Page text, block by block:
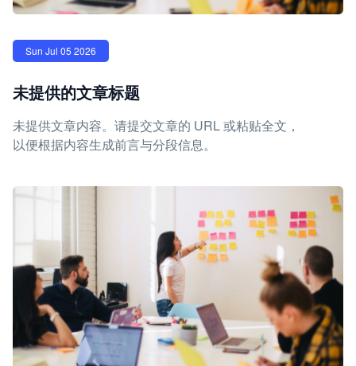
Sun Jul 05 2026
未提供的文章标题
未提供文章内容。请提交文章的 URL 或粘贴全文，
以便根据内容生成前言与分段信息。